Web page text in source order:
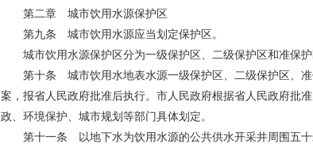
第二章 城市饮用水源保护区
第九条 城市饮用水源应当划定保护区。
城市饮用水源保护区分为一级保护区、二级保护区和准保护
第十条 城市饮用水地表水源一级保护区、二级保护区、准
案，报省人民政府批准后执行。市人民政府根据省人民政府批
政、环境保护、城市规划等部门具体划定。
第十一条 以地下水为饮用水源的公共供水开采井周围五十